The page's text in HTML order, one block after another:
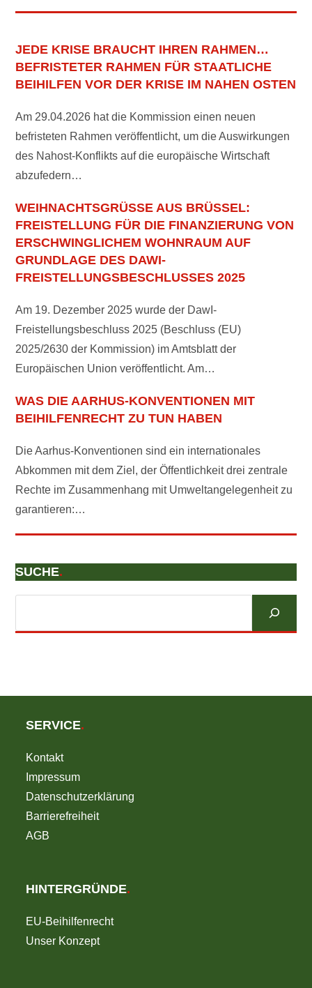
JEDE KRISE BRAUCHT IHREN RAHMEN…
BEFRISTETER RAHMEN FÜR STAATLICHE
BEIHILFEN VOR DER KRISE IM NAHEN OSTEN
Am 29.04.2026 hat die Kommission einen neuen
befristeten Rahmen veröffentlicht, um die Auswirkungen
des Nahost-Konflikts auf die europäische Wirtschaft
abzufedern…
WEIHNACHTSGRÜSSE AUS BRÜSSEL: F
REISTELLUNG FÜR DIE FINANZIERUNG VON E
RSCHWINGLICHEM WOHNRAUM AUF G
RUNDLAGE DES DAWI-F
REISTELLUNGSBESCHLUSSES 2025
Am 19. Dezember 2025 wurde der DawI-
Freistellungsbeschluss 2025 (Beschluss (EU)
2025/2630 der Kommission) im Amtsblatt der
Europäischen Union veröffentlicht. Am…
WAS DIE AARHUS-KONVENTIONEN MIT
BEIHILFENRECHT ZU TUN HABEN
Die Aarhus-Konventionen sind ein internationales
Abkommen mit dem Ziel, der Öffentlichkeit drei zentrale
Rechte im Zusammenhang mit Umweltangelegenheit zu
garantieren:…
SUCHE.
SERVICE.
Kontakt
Impressum
Datenschutzerklärung
Barrierefreiheit
AGB
HINTERGRÜNDE.
EU-Beihilfenrecht
Unser Konzept